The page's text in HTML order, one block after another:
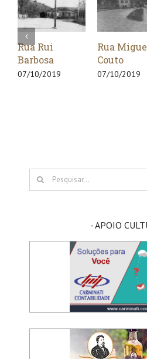
Rua Rui
Barbosa
07/10/2019
Rua Miguel
Couto
07/10/2019
Buscar
resultados
- APOIO